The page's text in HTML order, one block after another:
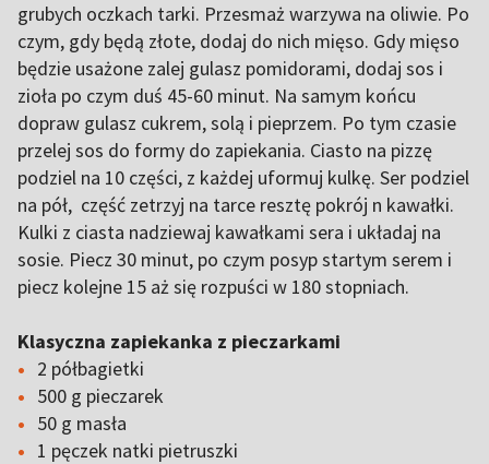
grubych oczkach tarki. Przesmaż warzywa na oliwie. Po
czym, gdy będą złote, dodaj do nich mięso. Gdy mięso
będzie usażone zalej gulasz pomidorami, dodaj sos i
zioła po czym duś 45-60 minut. Na samym końcu
dopraw gulasz cukrem, solą i pieprzem. Po tym czasie
przelej sos do formy do zapiekania. Ciasto na pizzę
podziel na 10 części, z każdej uformuj kulkę. Ser podziel
na pół, część zetrzyj na tarce resztę pokrój n kawałki.
Kulki z ciasta nadziewaj kawałkami sera i układaj na
sosie. Piecz 30 minut, po czym posyp startym serem i
piecz kolejne 15 aż się rozpuści w 180 stopniach.
Klasyczna zapiekanka z pieczarkami
2 półbagietki
500 g pieczarek
50 g masła
1 pęczek natki pietruszki